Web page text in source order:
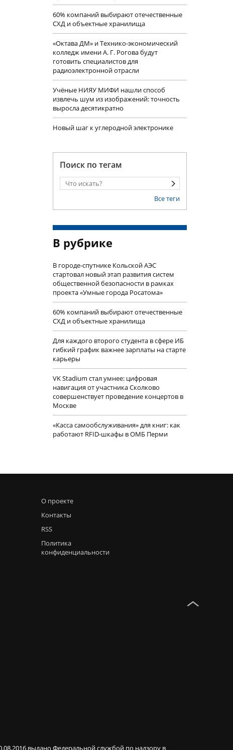
60% компаний выбирают отечественные
СХД и объектные хранилища
«Октава ДМ» и Технико-экономический
колледж имени А. Г. Рогова будут
готовить специалистов для
радиоэлектронной отрасли
Учëные НИЯУ МИФИ нашли способ
извлечь шум из изображений: точность
выросла десятикратно
Новый шаг к углеродной электронике
Поиск по тегам
Все теги
В рубрике
В городе-спутнике Кольской АЭС
стартовал новый этап развития систем
общественной безопасности в рамках
проекта «Умные города Росатома»
60% компаний выбирают отечественные
СХД и объектные хранилища
Для каждого второго студента в сфере ИБ
гибкий график важнее зарплаты на старте
карьеры
VK Stadium стал умнее: цифровая
навигация от участника Сколково
совершенствует проведение концертов в
Москве
«Касса самообслуживания» для книг: как
работают RFID-шкафы в ОМБ Перми
О проекте
Контакты
RSS
Политика
конфиденциальности
выдано Федеральной службой по надзору в